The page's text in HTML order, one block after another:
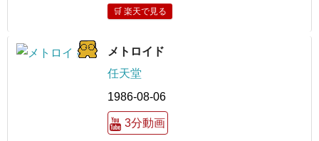
🛒 楽天で見る
メトロイド
任天堂
1986-08-06
3分動画